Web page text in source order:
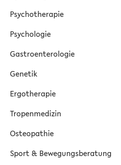
Psychotherapie
Psychologie
Gastroenterologie
Genetik
Ergotherapie
Tropenmedizin
Osteopathie
Sport & Bewegungsberatung